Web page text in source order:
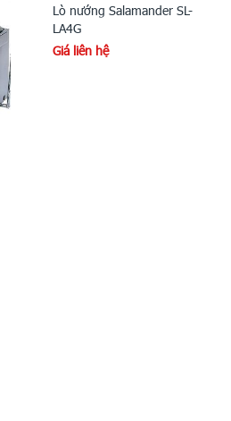
Lò nướng Salamander SL-
LA4G
Giá liên hệ